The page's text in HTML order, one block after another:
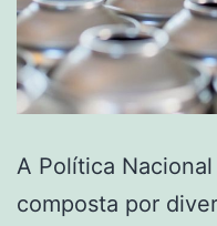
A Política
composta por